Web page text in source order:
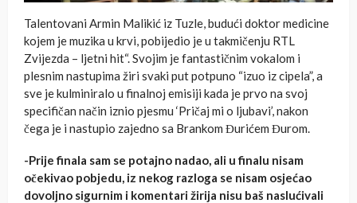
Talentovani Armin Malikić iz Tuzle, budući doktor medicine
kojem je muzika u krvi, pobijedio je u takmičenju RTL
Zvijezda – ljetni hit“. Svojim je fantastičnim vokalom i
plesnim nastupima žiri svaki put potpuno “izuo iz cipela”, a
sve je kulminiralo u finalnoj emisiji kada je prvo na svoj
specifičan način iznio pjesmu ‘Pričaj mi o ljubavi’, nakon
čega je i nastupio zajedno sa Brankom Đurićem Đurom.
-Prije finala sam se potajno nadao, ali u finalu nisam
očekivao pobjedu, iz nekog razloga se nisam osjećao
dovoljno sigurnim i komentari žirija nisu baš naslućivali